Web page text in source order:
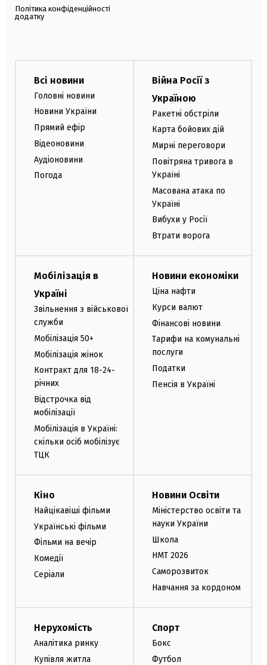
Політика конфіденційності
додатку
Всі новини
Головні новини
Новини України
Прямий ефір
Відеоновини
Аудіоновини
Погода
Війна Росії з
Україною
Ракетні обстріли
Карта бойових дій
Мирні переговори
Повітряна тривога в
Україні
Масована атака по
Україні
Вибухи у Росії
Втрати ворога
Мобілізація в
Україні
Звільнення з військової
служби
Мобілізація 50+
Мобілізація жінок
Контракт для 18-24-
річних
Відстрочка від
мобілізації
Мобілізація в Україні:
скільки осіб мобілізує
ТЦК
Новини економіки
Ціна нафти
Курси валют
Фінансові новини
Тарифи на комунальні
послуги
Податки
Пенсія в Україні
Кіно
Найцікавіші фільми
Українські фільми
Фільми на вечір
Комедії
Серіали
Новини Освіти
Міністерство освіти та
науки України
Школа
НМТ 2026
Саморозвиток
Навчання за кордоном
Нерухомість
Аналітика ринку
Купівля житла
Спорт
Бокс
Футбол